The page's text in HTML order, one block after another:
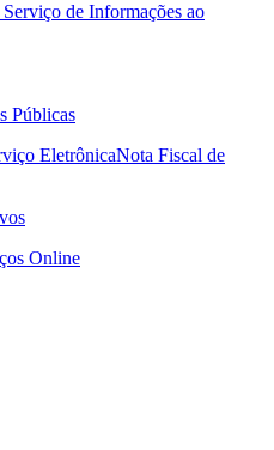
de Informações ao
Públicas
EletrônicaNota Fiscal de
Online